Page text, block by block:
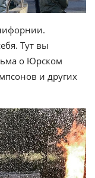
Тут вы
о Юрском
и других